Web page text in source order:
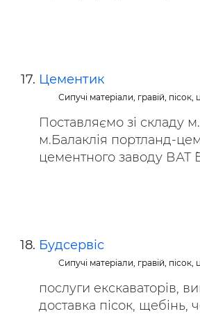
Цементик
Сипучі матеріали, гравій, пісок,
Поставляємо зі складу
м.Балаклія портланд-
цементного заводу ВАТ
Будсервіс
Сипучі матеріали, гравій, пісок,
послуги екскаваторів,
доставка пісок, щебінь,